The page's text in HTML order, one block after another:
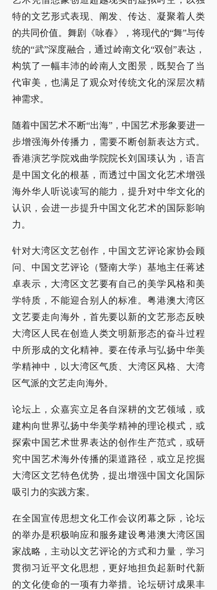
特的文艺形式表现、阐发、传达、凝聚着人类
的共同价值。舞剧《咏春》，将现代的“舞”与传
统的“武”深度融合，通过岭南文化“双创”表达，
构筑了一幅丰沛的岭南人文图景，既契合了当
代审美，也满足了观众对传统文化的深层次精
神需求。
随着中国艺术不断“出海”，中国艺术形象要进一
步增强海外传播力，需要不断创新表达方式。
香港演艺学院戏曲学院院长刘国瑛认为，语言
是中国文化的根基，而透过中国文化艺术增强
海外华人听说读写的能力，提升对中华文化的
认识，会进一步提升中国文化艺术的国际影响
力。
针对大湾区文艺创作，中国文艺评论家协会顾
问、中国文艺评论（暨南大学）基地主任蒋述
卓表示，大湾区文艺要有自己的美学风格和美
学特质，不能迎合别人的标准。粤港澳大湾区
文艺要走向海外，首先要以新的文艺形态反映
大湾区人民在创造人类文明新形态的奋斗过程
中所形成的文化精神。要在传承与弘扬中华美
学精神中，以大湾区气质、大湾区风格、大湾
区气派的文艺走向海外。
论坛上，众嘉宾立足各自深耕的文艺领域，或
建构向世界弘扬中华美学精神的理论模式，或
探索中国艺术世界表达的创作生产范式，或研
究中国艺术海外传播的渠道路径，或立足挖掘
大湾区文艺特色优势，提出增强中国文化国际
吸引力的实践方案。
在全国宣传思想文化工作会议闭幕之际，论坛
的举办是积极响应和服务建设粤港澳大湾区国
家战略，主动以文艺评论的方式和力量，学习
贯彻习近平文化思想，更好地担负起新时代新
的文化使命的一项有力举措。论坛研讨成果丰